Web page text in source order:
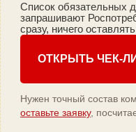
Список обязательных
запрашивают
сразу, ничего
ОТКРЫТЬ ЧЕК-
Нужен точный состав
оставьте заявку,